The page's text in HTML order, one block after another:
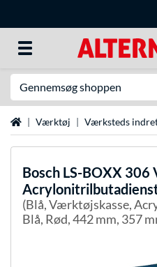
StartsideVærktøj Værksteds
Bosch LS-BOXX
(Blå, Værktøjskasse,
Blå, Rød, 442 mm, 357